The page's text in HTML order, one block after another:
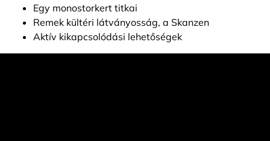
Egy monostorkert titkai
Remek kültéri látványosság, a Skanzen
Aktív kikapcsolódási lehetőségek